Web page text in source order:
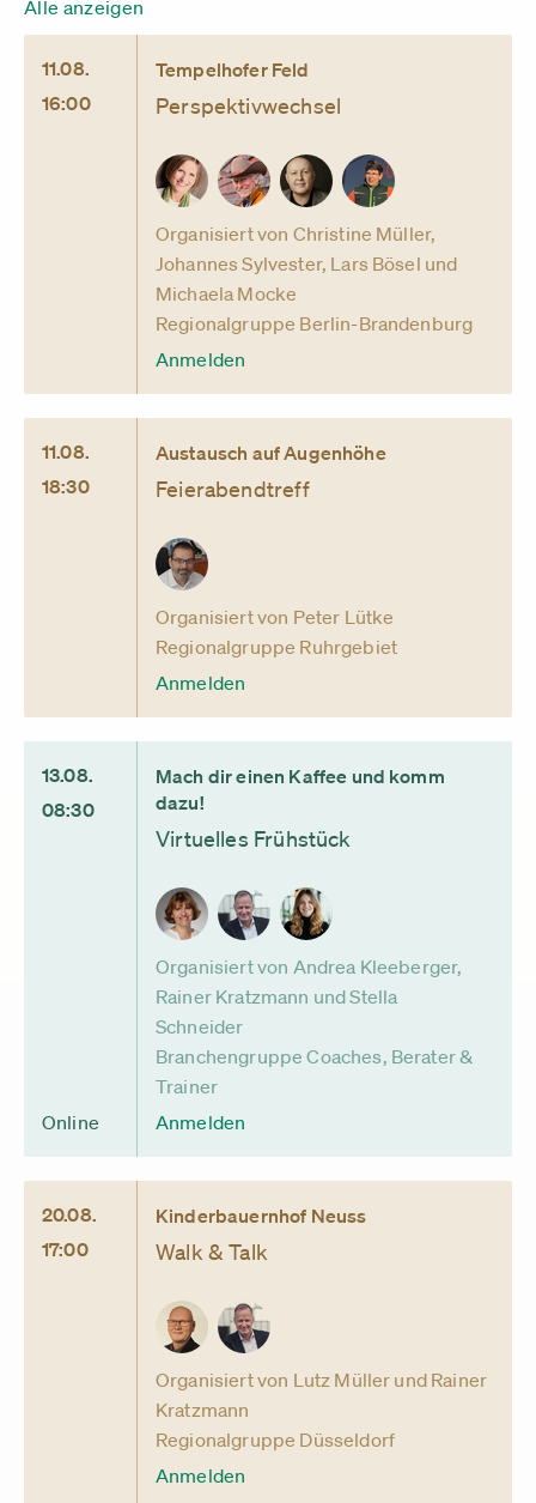
Alle anzeigen
11.08.
16:00
Tempelhofer Feld
Perspektivwechsel
Organisiert von Christine Müller,
Johannes Sylvester, Lars Bösel und
Michaela Mocke
Regionalgruppe Berlin-Brandenburg
Anmelden
11.08.
18:30
Austausch auf Augenhöhe
Feierabendtreff
Organisiert von Peter Lütke
Regionalgruppe Ruhrgebiet
Anmelden
13.08.
08:30
Online
Mach dir einen Kaffee und komm
dazu!
Virtuelles Frühstück
Organisiert von Andrea Kleeberger,
Rainer Kratzmann und Stella
Schneider
Branchengruppe Coaches, Berater &
Trainer
Anmelden
20.08.
17:00
Kinderbauernhof Neuss
Walk & Talk
Organisiert von Lutz Müller und Rainer
Kratzmann
Regionalgruppe Düsseldorf
Anmelden